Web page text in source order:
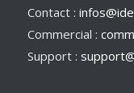
Contact :
Commercial :
Support :